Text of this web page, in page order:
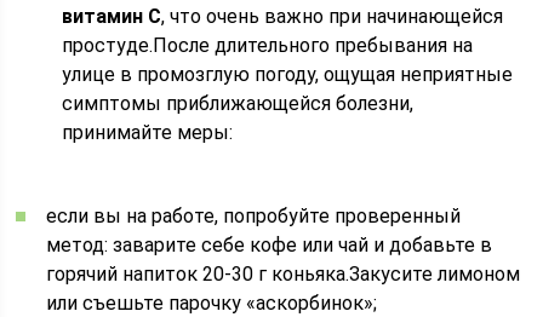
витамин С, что очень важно при начинающейся
простуде.После длительного пребывания на
улице в промозглую погоду, ощущая неприятные
симптомы приближающейся болезни,
принимайте меры:
если вы на работе, попробуйте проверенный
метод: заварите себе кофе или чай и добавьте в
горячий напиток 20-30 г коньяка.Закусите лимоном
или съешьте парочку «аскорбинок»;